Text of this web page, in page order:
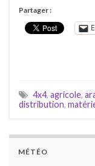
Partager :
4x4, agricole,
distribution,
MÉTÉO